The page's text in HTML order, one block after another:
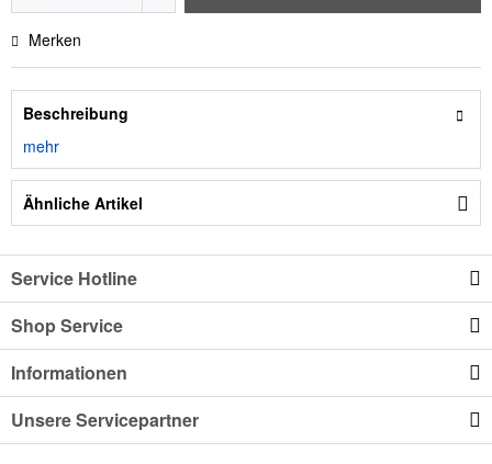
Merken
Beschreibung
mehr
Ähnliche Artikel
Service Hotline
Shop Service
Informationen
Unsere Servicepartner